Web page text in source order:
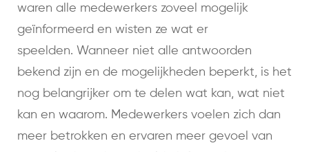
waren alle medewerkers zoveel mogelijk
geïnformeerd en wisten ze wat er
speelden. Wanneer niet alle antwoorden
bekend zijn en de mogelijkheden beperkt, is het
nog belangrijker om te delen wat kan, wat niet
kan en waarom. Medewerkers voelen zich dan
meer betrokken en ervaren meer gevoel van